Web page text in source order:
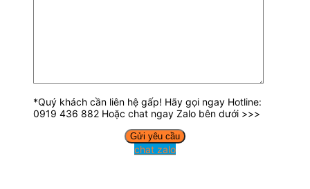
*Quý khách cần liên hệ gấp! Hãy gọi ngay Hotline:
0919 436 882 Hoặc chat ngay Zalo bên dưới >>>
chat zalo